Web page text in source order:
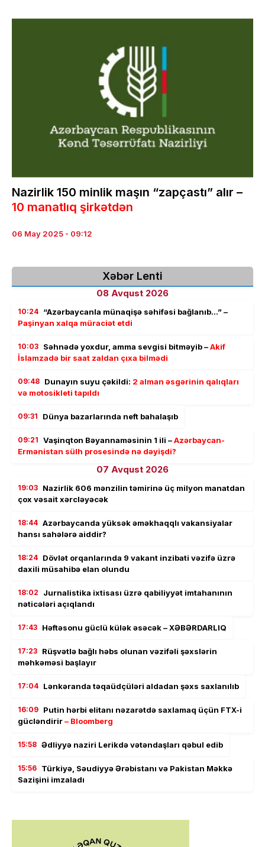
Nazirlik 150 minlik maşın “zapçastı” alır –
10 manatlıq şirkətdən
06 May 2025 - 09:12
Xəbər Lenti
08 Avqust 2026
10:24 “Azərbaycanla münaqişə səhifəsi bağlanıb…” –
Paşinyan xalqa müraciət etdi
10:03 Səhnədə yoxdur, amma sevgisi bitməyib –Akif
İslamzadə bir saat zaldan çıxa bilmədi
09:48 Dunayın suyu çəkildi: 2 alman əsgərinin qalıqları
və motosikleti tapıldı
09:31 Dünya bazarlarında neft bahalaşıb
09:21 Vaşinqton Bəyannaməsinin 1 ili –Azərbaycan-
Ermənistan sülh prosesində nə dəyişdi?
07 Avqust 2026
19:03 Nazirlik 606 mənzilin təmirinə üç milyon manatdan
çox vəsait xərcləyəcək
18:44 Azərbaycanda yüksək əməkhaqqlı vakansiyalar
hansı sahələrə aiddir?
18:24 Dövlət orqanlarında 9 vakant inzibati vəzifə üzrə
daxili müsahibə elan olundu
18:02
Jurnalistika ixtisası üzrə qabiliyyət imtahanının
nəticələri açıqlandı
17:43 Həftəsonu güclü külək əsəcək – XƏBƏRDARLIQ
17:23 Rüşvətlə bağlı həbs olunan vəzifəli şəxslərin
məhkəməsi başlayır
17:04 Lənkəranda təqaüdçüləri aldadan şəxs saxlanılıb
16:09 Putin hərbi elitanı nəzarətdə saxlamaq üçün FTX-i
gücləndirir– Bloomberg
15:58 Ədliyyə naziri Lerikdə vətəndaşları qəbul edib
15:56 Türkiyə, Səudiyyə Ərəbistanı və Pakistan Məkkə
Sazişini imzaladı